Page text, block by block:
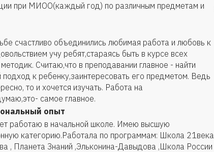
при МИОО(каждый год) по различным предметам и
счастливо объединились любимая работа и любовь к
учу ребят,стараясь быть в курсе всех
Считаю,что в преподавании главное - найти
подход к ребенку,заинтересовать его предметом. Ведь
то и хочется изучать. Работа на
самое главное.
опыт
работаю в начальной школе. Имею высшую
категорию.Работала по программам: Школа 21века
, Планета Знаний ,Эльконина-Давыдова ,Школа России